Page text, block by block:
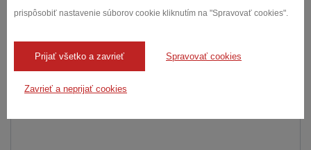
prispôsobiť nastavenie súborov cookie kliknutím na "Spravovať cookies".
Prijať všetko a zavrieť Spravovať cookies
Zavrieť a neprijať cookies